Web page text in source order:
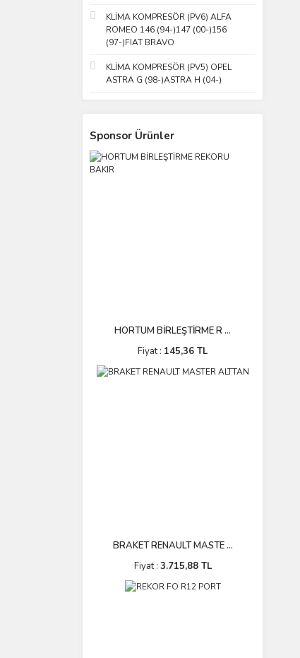
KLİMA KOMPRESÖR (PV6) ALFA
ROMEO 146 (94-)147 (00-)156
(97-)FIAT BRAVO
KLİMA KOMPRESÖR (PV5) OPEL
ASTRA G (98-)ASTRA H (04-)
Sponsor Ürünler
HORTUM BİRLEŞTİRME R ...
Fiyat : 145,36 TL
BRAKET RENAULT MASTE ...
Fiyat : 3.715,88 TL